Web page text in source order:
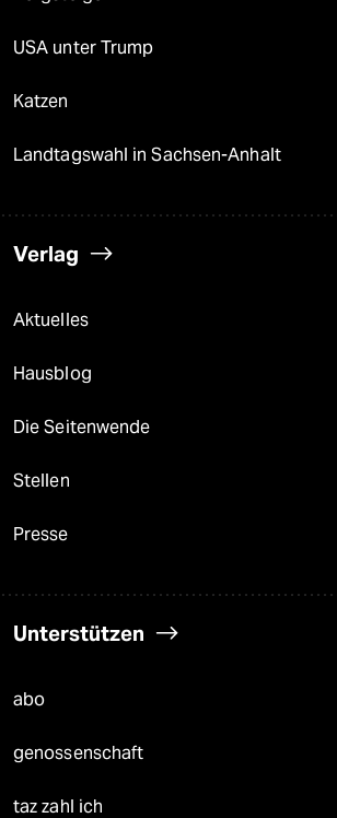
USA unter Trump
Katzen
Landtagswahl in Sachsen-Anhalt
Verlag
Aktuelles
Hausblog
Die Seitenwende
Stellen
Presse
Unterstützen
abo
genossenschaft
taz zahl ich